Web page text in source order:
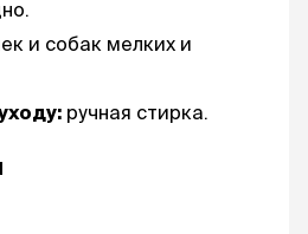
и собак мелких и
ручная стирка.